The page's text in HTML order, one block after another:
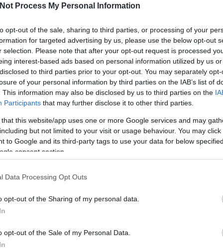
Process My Personal Information
opt-out of the sale, sharing to third parties, or processing of your
for targeted advertising by us, please use the below opt-out
selection. Please note that after your opt-out request is processed
interest-based ads based on personal information utilized by us
to third parties prior to your opt-out. You may separately
of your personal information by third parties on the IAB’s list of
This information may also be disclosed by us to third parties on the
Participants that may further disclose it to other third parties.
that this website/app uses one or more Google services and may
but not limited to your visit or usage behaviour. You may
to Google and its third-party tags to use your data for below
consent section.
Data Processing Opt Outs
opt-out of the Sharing of my personal data.
opt-out of the Sale of my Personal Data.
Szólj hozzá!
elektromos autó Németország német autógyártás
autóipar hanyatlását a politika
tett közzé a konzervatív-liberális német
egy hosszú, de nagyon sok adattal
H. Richardt, aki könyvet is írt arról, hogy a német